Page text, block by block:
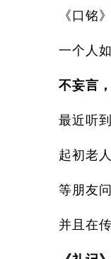
《口铭
一个人
不妄言
最近听
起初老
等朋友
并且在